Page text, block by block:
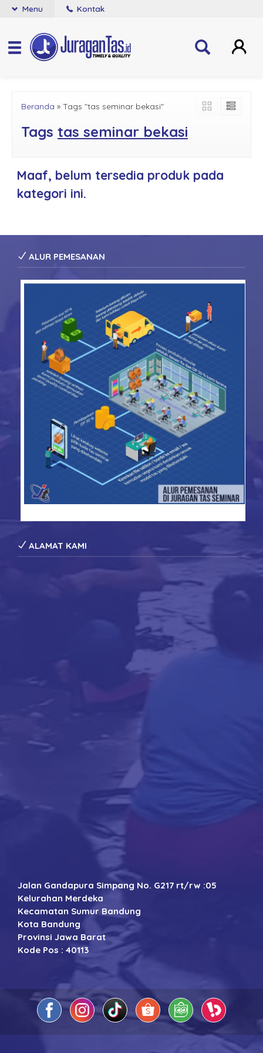
Menu Kontak
Beranda » Tags "tas seminar bekasi"
Tags tas seminar bekasi
Maaf, belum tersedia produk pada
kategori ini.
ALUR PEMESANAN
ALAMAT KAMI
Jalan Gandapura Simpang No. G217 rt/rw :05
Kelurahan Merdeka
Kecamatan Sumur Bandung
Kota Bandung
Provinsi Jawa Barat
Kode Pos : 40113